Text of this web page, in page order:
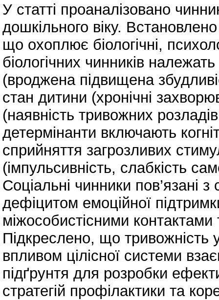
У статті проаналізовано
дошкільного віку.
що охоплює біологічні,
біологічних чинників
(вроджена підвищена
стан дитини (хронічні
(наявність тривожних
детермінанти включають
сприйняття загрозливих
(імпульсивність, слабкість
Соціальні чинники пов’язані
дефіцитом емоційної
міжособистісними
Підкреслено, що тривожність
впливом цілісної системи
підґрунтя для розробки
стратегій профілактики та